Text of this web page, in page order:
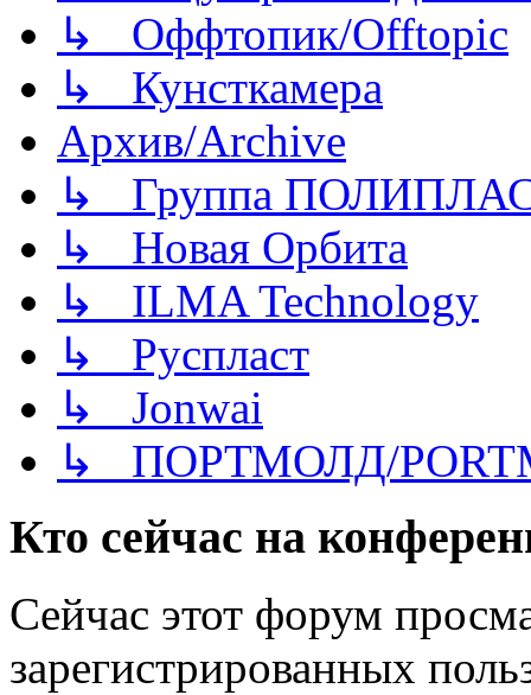
↳ Оффтопик/Offtopic
↳ Кунсткамера
Архив/Archive
↳ Группа
↳ Новая Орбита
↳ ILMA Technology
↳ Руспласт
↳ Jonwai
↳ ПОРТМОЛД/
Кто сейчас на
Сейчас этот форум
зарегистрированных